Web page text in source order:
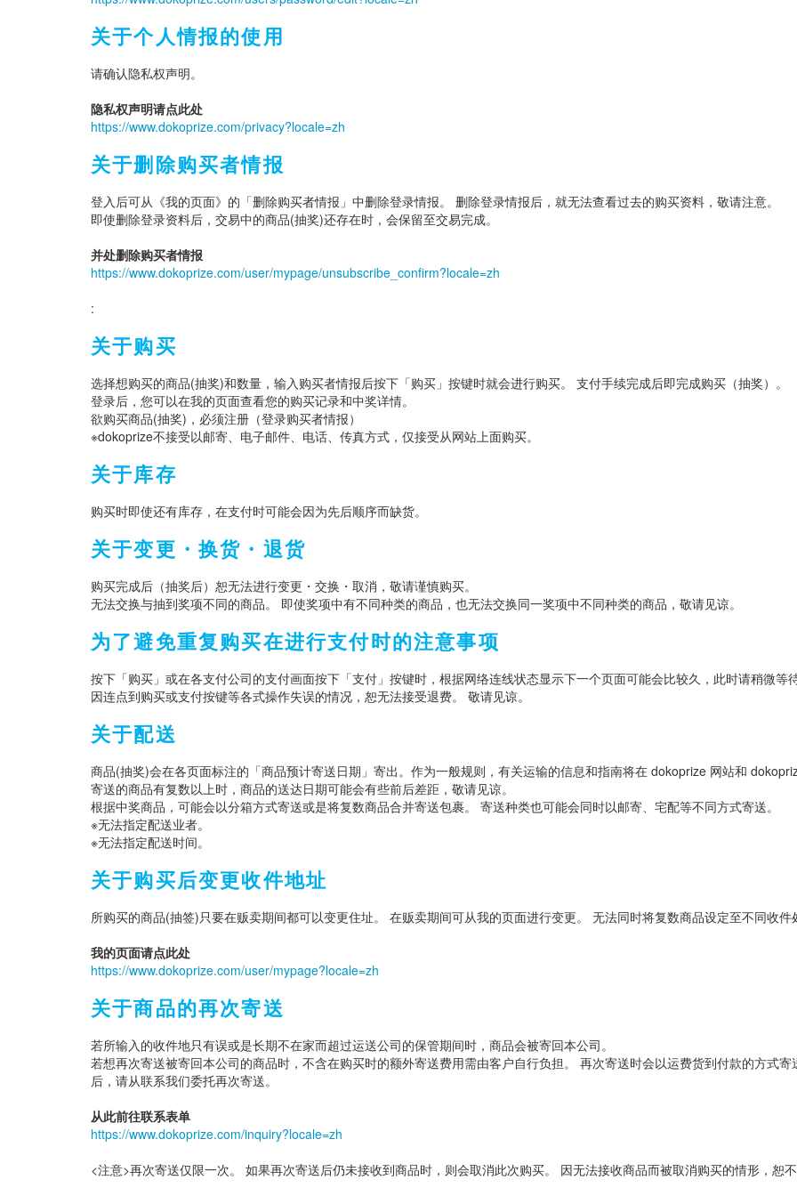
关于个人情报的使用
请确认隐私权声明。
隐私权声明请点此处
https://www.dokoprize.com/privacy?locale=zh
关于删除购买者情报
登入后可从《我的页面》的「删除购买者情报」中删除登录情报。 删除登录情报后，就无法查看过去的购买资料，敬请注意。
即使删除登录资料后，交易中的商品(抽奖)还存在时，会保留至交易完成。
并处删除购买者情报
https://www.dokoprize.com/user/mypage/unsubscribe_confirm?locale=zh
:
关于购买
选择想购买的商品(抽奖)和数量，输入购买者情报后按下「购买」按键时就会进行购买。 支付手续完成后即完成购买（抽奖）。
登录后，您可以在我的页面查看您的购买记录和中奖详情。
欲购买商品(抽奖)，必须注册（登录购买者情报）
※dokoprize不接受以邮寄、电子邮件、电话、传真方式，仅接受从网站上面购买。
关于库存
购买时即使还有库存，在支付时可能会因为先后顺序而缺货。
关于变更・换货・退货
购买完成后（抽奖后）恕无法进行变更・交换・取消，敬请谨慎购买。
无法交换与抽到奖项不同的商品。 即使奖项中有不同种类的商品，也无法交换同一奖项中不同种类的商品，敬请见谅。
为了避免重复购买在进行支付时的注意事项
按下「购买」或在各支付公司的支付画面按下「支付」按键时，根据网络连线状态显示下一个页面可能会比较久，此时请稍微等
因连点到购买或支付按键等各式操作失误的情况，恕无法接受退费。 敬请见谅。
关于配送
商品(抽奖)会在各页面标注的「商品预计寄送日期」寄出。作为一般规则，有关运输的信息和指南将在 dokoprize 网站和
寄送的商品有复数以上时，商品的送达日期可能会有些前后差距，敬请见谅。
根据中奖商品，可能会以分箱方式寄送或是将复数商品合并寄送包裹。 寄送种类也可能会同时以邮寄、宅配等不同方式寄送。
※无法指定配送业者。
※无法指定配送时间。
关于购买后变更收件地址
所购买的商品(抽签)只要在贩卖期间都可以变更住址。 在贩卖期间可从我的页面进行变更。 无法同时将复数商品设定至不同收件
我的页面请点此处
https://www.dokoprize.com/user/mypage?locale=zh
关于商品的再次寄送
若所输入的收件地只有误或是长期不在家而超过运送公司的保管期间时，商品会被寄回本公司。
若想再次寄送被寄回本公司的商品时，不含在购买时的额外寄送费用需由客户自行负担。 再次寄送时会以运费货到付款的方式
后，请从联系我们委托再次寄送。
从此前往联系表单
https://www.dokoprize.com/inquiry?locale=zh
<注意>再次寄送仅限一次。 如果再次寄送后仍未接收到商品时，则会取消此次购买。 因无法接收商品而被取消购买的情形，恕